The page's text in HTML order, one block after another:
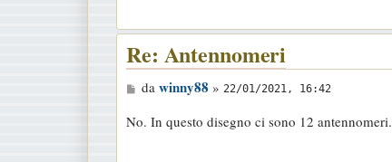
o
Re: Antennomeri
M
s
da winny88 » 22/01/2021, 16:42
No. In questo disegno ci sono 12 antennomeri.